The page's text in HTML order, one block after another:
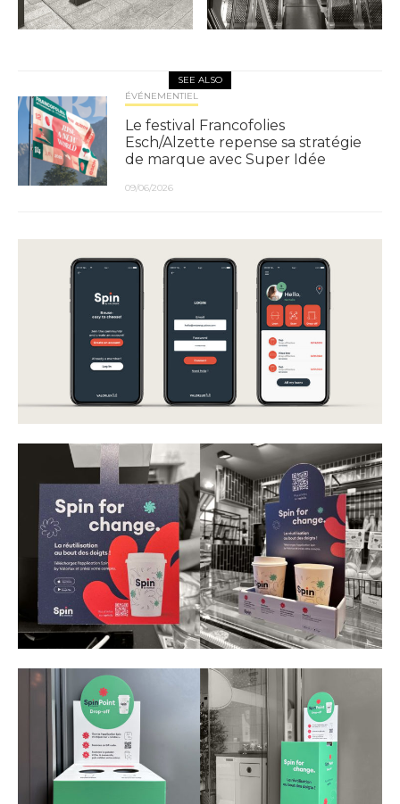
SEE ALSO
ÉVÉNEMENTIEL
Le festival Francofolies
Esch/Alzette repense sa stratégie
de marque avec Super Idée
09/06/2026